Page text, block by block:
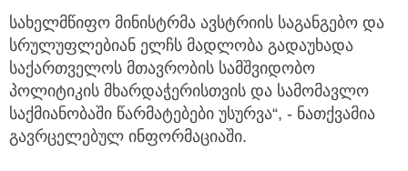
სახელმწიფო მინისტრმა ავსტრიის საგანგებო და
სრულუფლებიან ელჩს მადლობა გადაუხადა
საქართველოს მთავრობის სამშვიდობო
პოლიტიკის მხარდაჭერისთვის და სამომავლო
საქმიანობაში წარმატებები უსურვა“, - ნათქვამია
გავრცელებულ ინფორმაციაში.